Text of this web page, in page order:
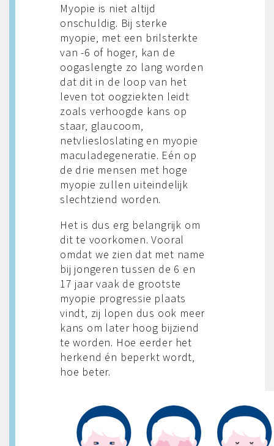
Myopie is niet altijd
onschuldig. Bij sterke
myopie, met een brilsterkte
van -6 of hoger, kan de
oogaslengte zo lang worden
dat dit in de loop van het
leven tot oogziekten leidt
zoals verhoogde kans op
staar, glaucoom,
netvliesloslating en myopie
maculadegeneratie. Eén op
de drie mensen met hoge
myopie zullen uiteindelijk
slechtziend worden.
Het is dus erg belangrijk om
dit te voorkomen. Vooral
omdat we zien dat met name
bij jongeren tussen de 6 en
17 jaar vaak de grootste
myopie progressie plaats
vindt, zij lopen dus ook meer
kans om later hoog bijziend
te worden. Hoe eerder het
herkend én beperkt wordt,
hoe beter.